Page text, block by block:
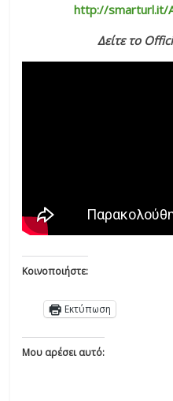
http://smarturl.it/
Δείτε το
Κοινοποιήστε:
Εκτύπωση
Μου αρέσει αυτό: